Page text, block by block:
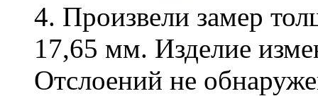
4. Произвели замер
17,65 мм. Изделие
Отслоений не